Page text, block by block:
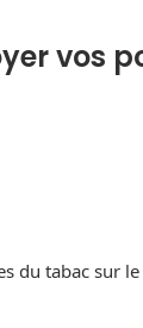
vos
du tabac sur